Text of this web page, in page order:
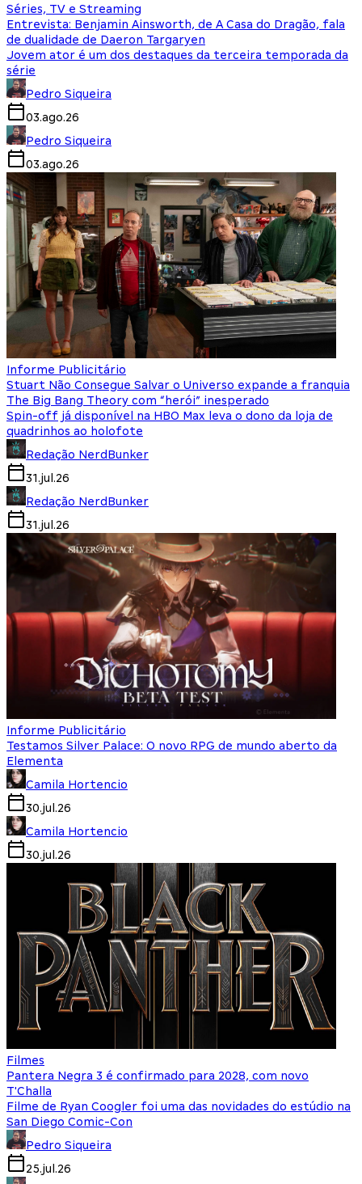
Séries, TV e Streaming
Entrevista: Benjamin Ainsworth, de A Casa do Dragão, fala
de dualidade de Daeron Targaryen
Jovem ator é um dos destaques da terceira temporada da
série
Pedro Siqueira
03.ago.26
Pedro Siqueira
03.ago.26
Informe Publicitário
Stuart Não Consegue Salvar o Universo expande a franquia
The Big Bang Theory com “herói” inesperado
Spin-off já disponível na HBO Max leva o dono da loja de
quadrinhos ao holofote
Redação NerdBunker
31.jul.26
Redação NerdBunker
31.jul.26
Informe Publicitário
Testamos Silver Palace: O novo RPG de mundo aberto da
Elementa
Camila Hortencio
30.jul.26
Camila Hortencio
30.jul.26
Filmes
Pantera Negra 3 é confirmado para 2028, com novo
T'Challa
Filme de Ryan Coogler foi uma das novidades do estúdio na
San Diego Comic-Con
Pedro Siqueira
25.jul.26